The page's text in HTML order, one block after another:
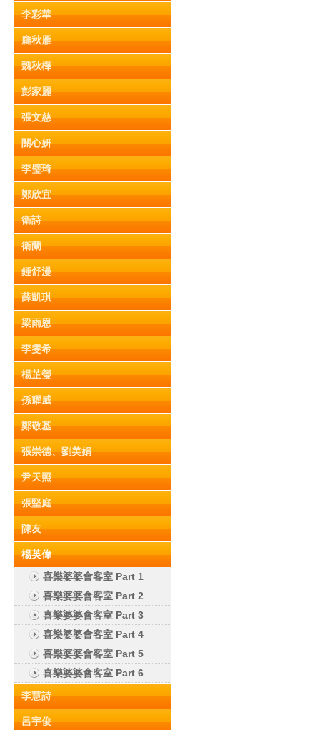
李彩華
龐秋雁
魏秋樺
彭家麗
張文慈
關心妍
李璧琦
鄭欣宜
衛詩
衛蘭
鍾舒漫
薛凱琪
梁雨恩
李雯希
楊芷瑩
孫耀威
鄭敬基
張崇德、劉美娟
尹天照
張堅庭
陳友
楊英偉
喜樂婆婆會客室 Part 1
喜樂婆婆會客室 Part 2
喜樂婆婆會客室 Part 3
喜樂婆婆會客室 Part 4
喜樂婆婆會客室 Part 5
喜樂婆婆會客室 Part 6
李慧詩
呂宇俊